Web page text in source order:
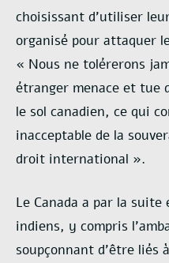
choisissant d’utiliser
organisé pour attaquer
« Nous ne tolérerons
étranger menace et tue
le sol canadien, ce qui
inacceptable de la
droit international ».
Le Canada a par la
indiens, y compris
soupçonnant d’être liés